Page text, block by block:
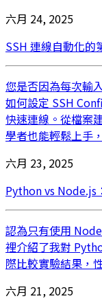
六月 24, 2025
SSH 連線自動化
您是否因為每次輸
如何設定 SSH
快速連線。從檔案
學者也能輕鬆上手
六月 23, 2025
Python vs Node.js
認為只有使用
裡介紹了我對
際比較實驗結果，
六月 21, 2025